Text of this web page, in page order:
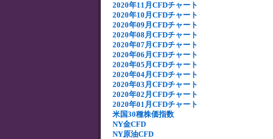
2020年11月CFDチャート
2020年10月CFDチャート
2020年09月CFDチャート
2020年08月CFDチャート
2020年07月CFDチャート
2020年06月CFDチャート
2020年05月CFDチャート
2020年04月CFDチャート
2020年03月CFDチャート
2020年02月CFDチャート
2020年01月CFDチャート
米国30種株価指数
NY金CFD
NY原油CFD